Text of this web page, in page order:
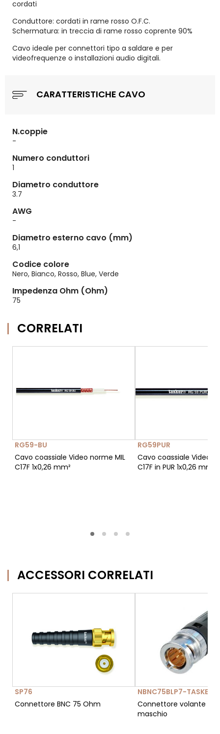
cordati
Conduttore: cordati in rame rosso O.F.C.
Schermatura: in treccia di rame rosso coprente 90%
Cavo ideale per connettori tipo a saldare e per
videofrequenze o installazioni audio digitali.
CARATTERISTICHE CAVO
N.coppie
-
Numero conduttori
1
Diametro conduttore
3.7
AWG
-
Diametro esterno cavo (mm)
6,1
Codice colore
Nero, Bianco, Rosso, Blue, Verde
Impedenza Ohm (Ohm)
75
CORRELATI
RG59-BU
Cavo coassiale Video norme MIL
C17F 1x0,26 mm²
RG59PUR
Cavo coassiale Video
C17F in PUR 1x0,26 mm²
ACCESSORI CORRELATI
SP76
Connettore BNC 75 Ohm
NBNC75BLP7-
Connettore volante
maschio